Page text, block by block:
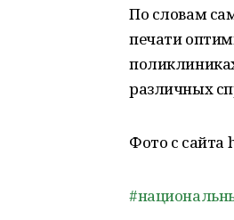
По словам
печати
различных
Фото с сайта